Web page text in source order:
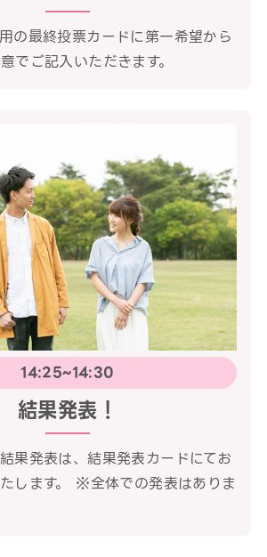
の最終投票カードに第一希望から
でご記入いただきます。
14:25~14:30
結果発表！
果発表は、結果発表カードにてお
します。 ※全体での発表はありま